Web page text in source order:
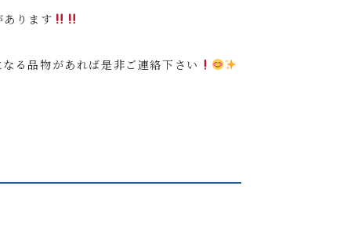
ります
る品物があれば是非ご連絡下さい